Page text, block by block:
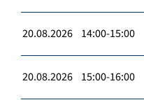
20.08.2026 14:00-15:00
20.08.2026 15:00-16:00